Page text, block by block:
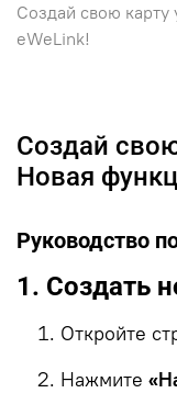
Создай свою
eWeLink!
Создай
Новая
Руководство
1. Создать
Откройте
Нажмите